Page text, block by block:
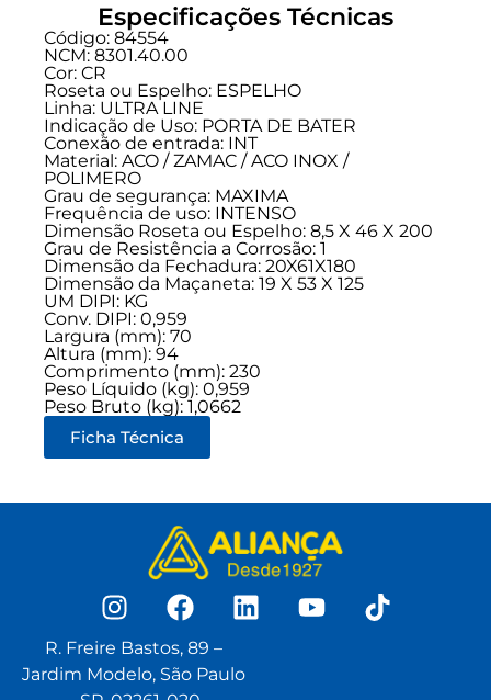
Especificações Técnicas
Código: 84554
NCM: 8301.40.00
Cor: CR
Roseta ou Espelho: ESPELHO
Linha: ULTRA LINE
Indicação de Uso: PORTA DE BATER
Conexão de entrada: INT
Material: ACO / ZAMAC / ACO INOX /
POLIMERO
Grau de segurança: MAXIMA
Frequência de uso: INTENSO
Dimensão Roseta ou Espelho: 8,5 X 46 X 200
Grau de Resistência a Corrosão: 1
Dimensão da Fechadura: 20X61X180
Dimensão da Maçaneta: 19 X 53 X 125
UM DIPI: KG
Conv. DIPI: 0,959
Largura (mm): 70
Altura (mm): 94
Comprimento (mm): 230
Peso Líquido (kg): 0,959
Peso Bruto (kg): 1,0662
Ficha Técnica
R. Freire Bastos, 89 –
Jardim Modelo, São Paulo